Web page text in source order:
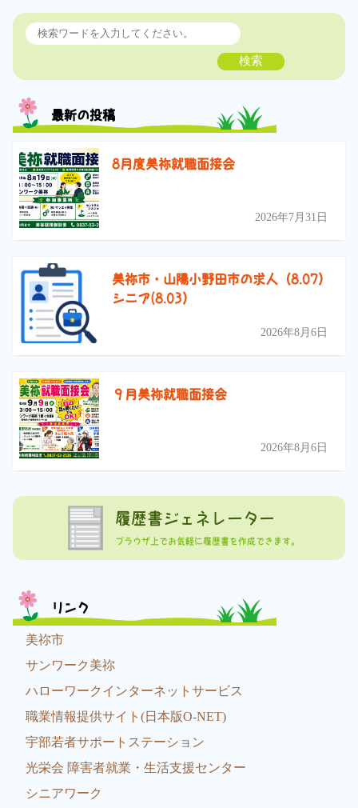
検索
最新の投稿
8月度美祢就職面接会
2026年7月31日
美祢市・山陽小野田市の求人（8.07）
シニア(8.03）
2026年8月6日
９月美祢就職面接会
2026年8月6日
履歴書ジェネレーター
ブラウザ上でお気軽に履歴書を作成できます。
リンク
美祢市
サンワーク美祢
ハローワークインターネットサービス
職業情報提供サイト(日本版O-NET)
宇部若者サポートステーション
光栄会 障害者就業・生活支援センター
シニアワーク